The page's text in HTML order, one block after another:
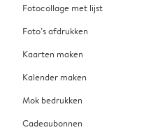
Fotocollage met lijst
Foto’s afdrukken
Kaarten maken
Kalender maken
Mok bedrukken
Cadeaubonnen